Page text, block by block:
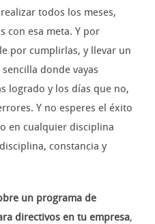
todos los meses,
con esa meta. Y por
por cumplirlas, y llevar un
donde vayas
logrado y los días que no,
Y no esperes el éxito
en cualquier disciplina
constancia y
un programa de
directivos en tu empresa,